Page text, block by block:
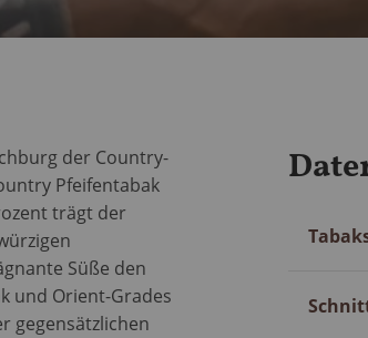
der Country-
Pfeifentabak
trägt der
Süße den
und Orient-Grades
gegensätzlichen
Mehr